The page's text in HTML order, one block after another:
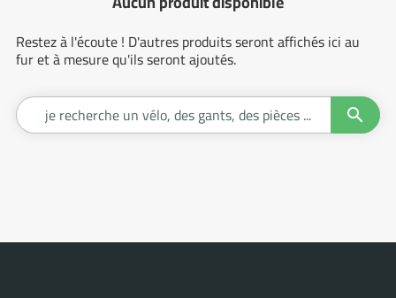
Restez à l'écoute ! D'autres produits seront affichés ici au
fur et à mesure qu'ils seront ajoutés.

Je